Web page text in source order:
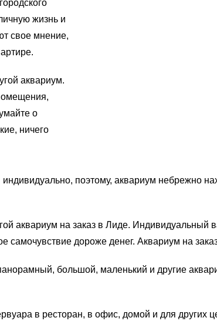
жизнь и
свое мнение,
аквариум.
о
ничего
поэтому, аквариум небрежно
аквариум на заказ в Лиде. Индивидуальный
дороже денег. Аквариум на
большой, маленький и другие
в ресторан, в офис, домой и для